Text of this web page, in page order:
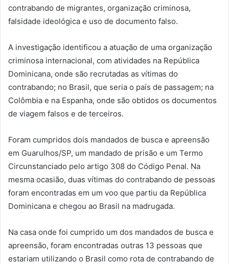
contrabando de migrantes, organização criminosa,
falsidade ideológica e uso de documento falso.
A investigação identificou a atuação de uma organização
criminosa internacional, com atividades na República
Dominicana, onde são recrutadas as vítimas do
contrabando; no Brasil, que seria o país de passagem; na
Colômbia e na Espanha, onde são obtidos os documentos
de viagem falsos e de terceiros.
Foram cumpridos dois mandados de busca e apreensão
em Guarulhos/SP, um mandado de prisão e um Termo
Circunstanciado pelo artigo 308 do Código Penal. Na
mesma ocasião, duas vítimas do contrabando de pessoas
foram encontradas em um voo que partiu da República
Dominicana e chegou ao Brasil na madrugada.
Na casa onde foi cumprido um dos mandados de busca e
apreensão, foram encontradas outras 13 pessoas que
estariam utilizando o Brasil como rota de contrabando de